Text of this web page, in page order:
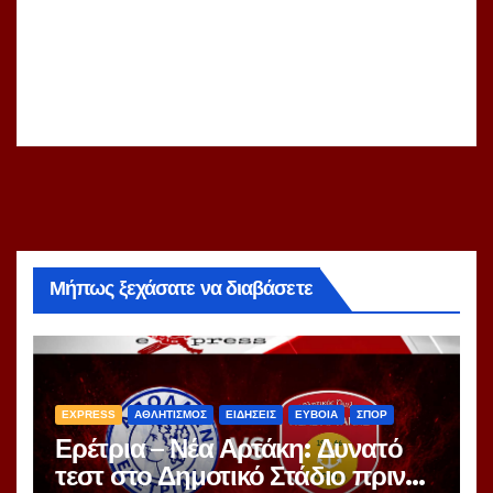
Μήπως ξεχάσατε να διαβάσετε
EXPRESS ΑΘΛΗΤΙΣΜΟΣ ΕΙΔΗΣΕΙΣ ΕΥΒΟΙΑ ΣΠΟΡ
Ερέτρια – Νέα Αρτάκη: Δυνατό
τεστ στο Δημοτικό Στάδιο πριν